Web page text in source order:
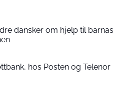
dansker om hjelp til barnas
hos Posten og Telenor